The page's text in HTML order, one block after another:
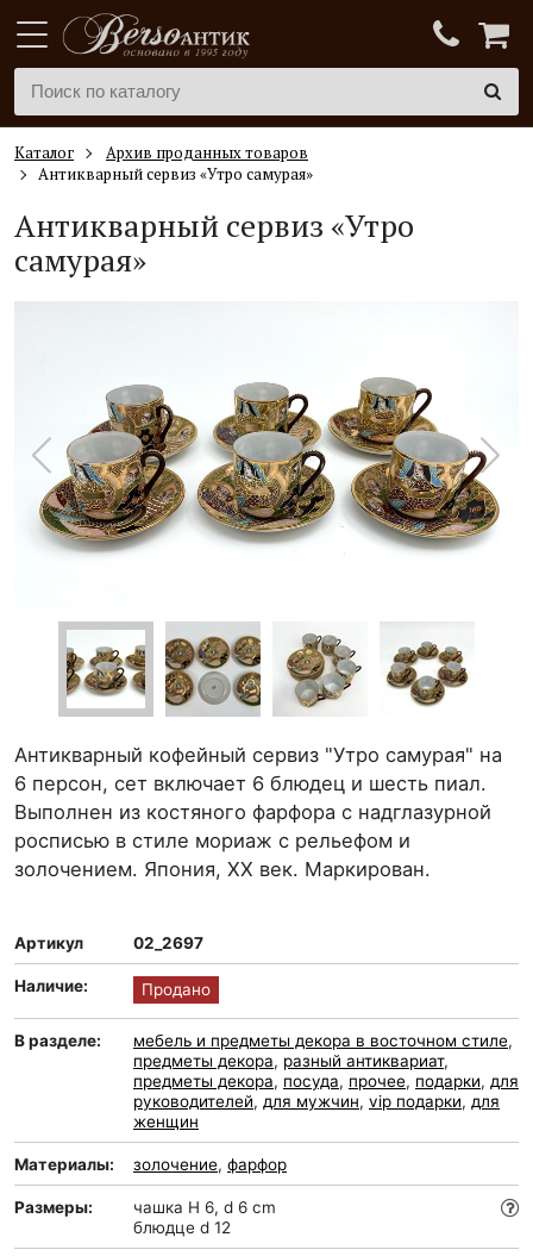
Каталог
Архив проданных товаров
Антикварный сервиз «Утро самурая»
Антикварный сервиз «Утро
самурая»
Антикварный кофейный сервиз "Утро самурая" на
6 персон, сет включает 6 блюдец и шесть пиал.
Выполнен из костяного фарфора с надглазурной
росписью в стиле мориаж с рельефом и
золочением. Япония, ХХ век. Маркирован.
Артикул 02_2697
Наличие: Продано
В разделе: мебель и предметы декора в восточном стиле,
предметы декора, разный антиквариат,
предметы декора, посуда, прочее, подарки, для
руководителей, для мужчин, vip подарки, для
женщин
Материалы: золочение, фарфор
Размеры:
чашка H 6, d 6 cm
блюдце d 12